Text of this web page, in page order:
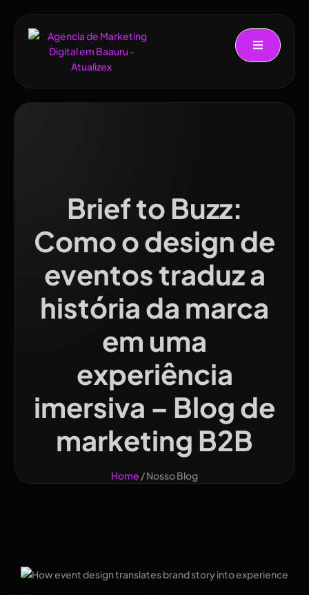
Brief to Buzz:
Como o design de
eventos traduz a
história da marca
em uma
experiência
imersiva – Blog de
marketing B2B
Home / Nosso Blog